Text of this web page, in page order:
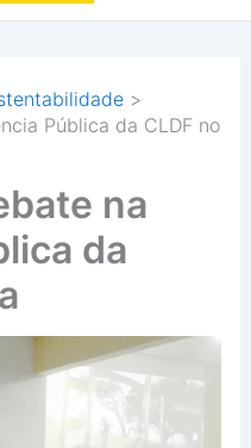
Pública da CLDF no
na
da